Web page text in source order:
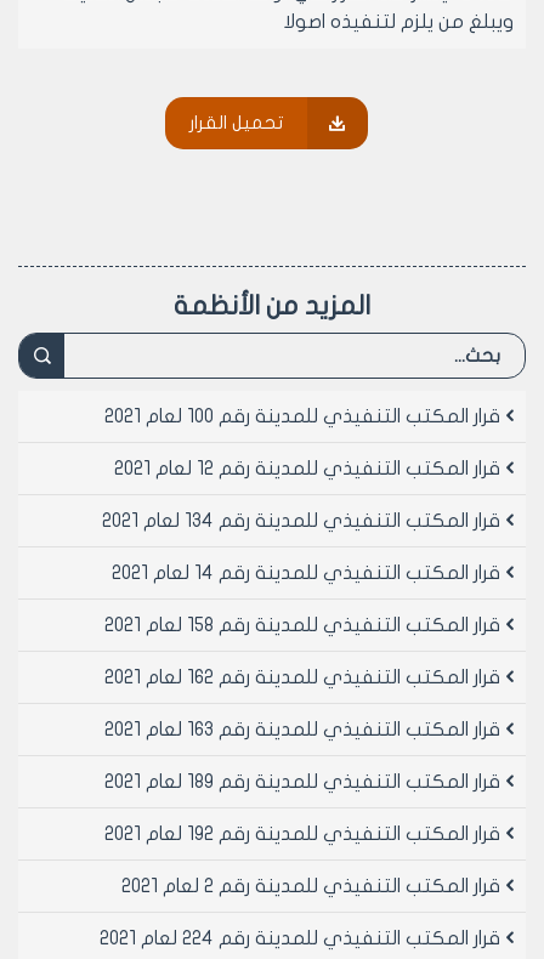
ويبلغ من يلزم لتنفيذه اصولا
رئيس المكتب التنفيذي لمجلس مدينة
حلب
المهندس بسام بيروتي
تحميل القرار
المزيد من الأنظمة
قرار المكتب التنفيذي للمدينة رقم 100 لعام 2021
قرار المكتب التنفيذي للمدينة رقم 12 لعام 2021
قرار المكتب التنفيذي للمدينة رقم 134 لعام 2021
قرار المكتب التنفيذي للمدينة رقم 14 لعام 2021
قرار المكتب التنفيذي للمدينة رقم 158 لعام 2021
قرار المكتب التنفيذي للمدينة رقم 162 لعام 2021
قرار المكتب التنفيذي للمدينة رقم 163 لعام 2021
قرار المكتب التنفيذي للمدينة رقم 189 لعام 2021
قرار المكتب التنفيذي للمدينة رقم 192 لعام 2021
قرار المكتب التنفيذي للمدينة رقم 2 لعام 2021
قرار المكتب التنفيذي للمدينة رقم 224 لعام 2021